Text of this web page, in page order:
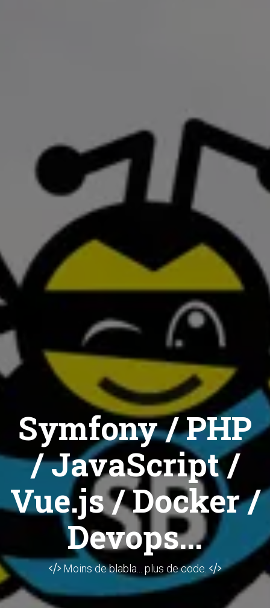
Symfony / PHP
/ JavaScript /
Vue.js / Docker /
Devops...
Moins de blabla... plus de code.